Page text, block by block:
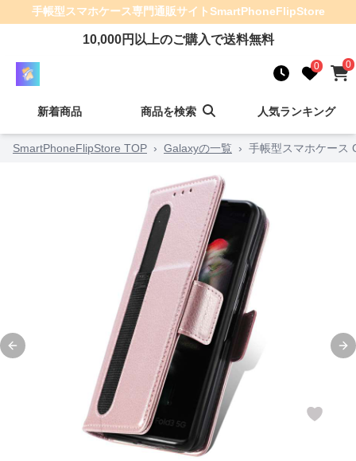
手帳型スマホケース専門通販サイトSmartPhoneFlipStore
10,000円以上のご購入で送料無料
0 0
新着商品 商品を検索 人気ランキング
SmartPhoneFlipStore TOP › Galaxyの一覧 › 手帳型スマホケース
Previous slide